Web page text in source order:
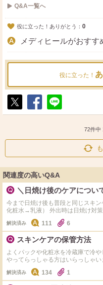
Q&A一覧へ
役に立った！ありがとう： 0
メディヒールがおすす
役に立った！
ポ
シ
送
72件中
関連度の高いQ&A
＼日焼け後のケアについ
今まで日焼け後も普段と同じスキ
化粧水→乳液） 外出時は日焼け対策を心掛けていますが、日傘や帽子、UVカ
ットカーディガンでの対策が出来
す…。 皆様の日焼け後のケアで愛
等）を教えていただけませんでしょう
性 #乾燥肌～普通肌
解決済み 111 6
スキンケアの保管方法
よくパックや化粧水を冷蔵庫で冷
やってらっしゃる方はいらっしゃ
解決済み 134 1